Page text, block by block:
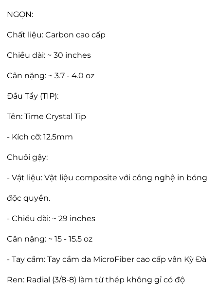
NGỌN:
Chất liệu: Carbon cao cấp
Chiều dài: ~ 30 inches
Cân nặng: ~ 3.7 - 4.0 oz
Đầu Tẩy (TIP):
Tên: Time Crystal Tip
- Kích cỡ: 12.5mm
Chuôi gậy:
- Vật liệu: Vật liệu composite với công nghệ in bóng
độc quyền.
- Chiều dài: ~ 29 inches
Cân nặng: ~ 15 - 15.5 oz
- Tay cầm: Tay cầm da MicroFiber cao cấp vân Kỳ Đà
Ren: Radial (3/8-8) làm từ thép không gỉ có độ